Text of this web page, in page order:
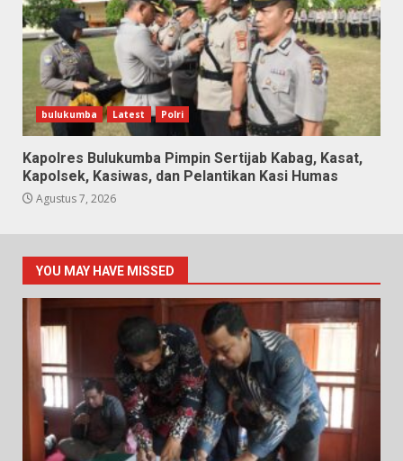
bulukumba Latest Polri
Kapolres Bulukumba Pimpin Sertijab Kabag, Kasat,
Kapolsek, Kasiwas, dan Pelantikan Kasi Humas
Agustus 7, 2026
YOU MAY HAVE MISSED